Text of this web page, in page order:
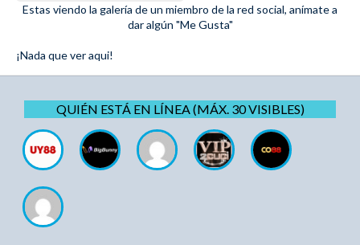
Estas viendo la galería de un miembro de la red social, anímate a
dar algún "Me Gusta"
¡Nada que ver aqui!
QUIÉN ESTÁ EN LÍNEA (MÁX. 30 VISIBLES)